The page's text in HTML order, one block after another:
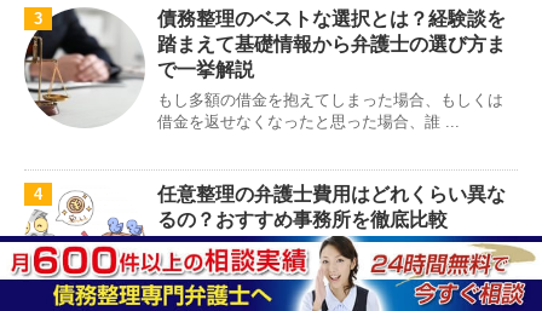
3
債務整理のベストな選択とは？経験談を
踏まえて基礎情報から弁護士の選び方ま
で一挙解説
もし多額の借金を抱えてしまった場合、もしくは
借金を返せなくなったと思った場合、誰 ...
4
任意整理の弁護士費用はどれくらい異な
るの？おすすめ事務所を徹底比較
借金に関する相談は、弁護士事務所や司法書士事
務所において無料で行なうことができま ...